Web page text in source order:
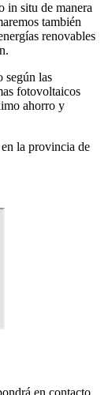
in situ de manera
también
renovables
según las
fotovoltaicos
ahorro y
la provincia de